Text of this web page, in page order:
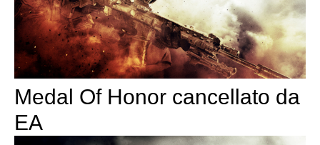
Medal Of Honor cancellato da
EA